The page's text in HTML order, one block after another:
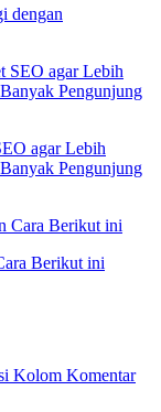
dengan
agar Lebih
Pengunjung
Berikut ini